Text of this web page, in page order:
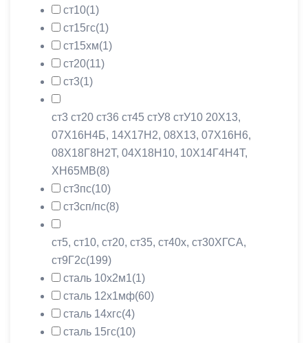
ст10(1)
ст15гс(1)
ст15хм(1)
ст20(11)
ст3(1)
ст3 ст20 ст36 ст45 стУ8 стУ10 20X13,
07Х16Н4Б, 14Х17Н2, 08X13, 07Х16Н6,
08Х18Г8Н2Т, 04Х18Н10, 10Х14Г4Н4Т,
ХН65МВ(8)
ст3пс(10)
ст3сп/пс(8)
ст5, ст10, ст20, ст35, ст40х, ст30ХГСА,
ст9Г2с(199)
сталь 10х2м1(1)
сталь 12х1мф(60)
сталь 14хгс(4)
сталь 15гс(10)